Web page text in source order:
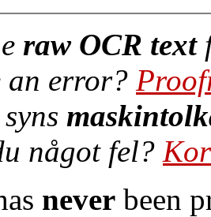
raw OCR text
an error?
något fel?
never been